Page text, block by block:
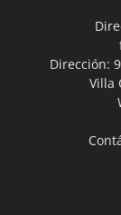
Dirección:
Villa